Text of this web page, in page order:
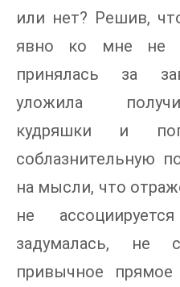
или нет? Решив,
явно ко мне не
принялась за
уложила
кудряшки и
соблазнительную
на мысли, что
не
задумалась, не
привычное